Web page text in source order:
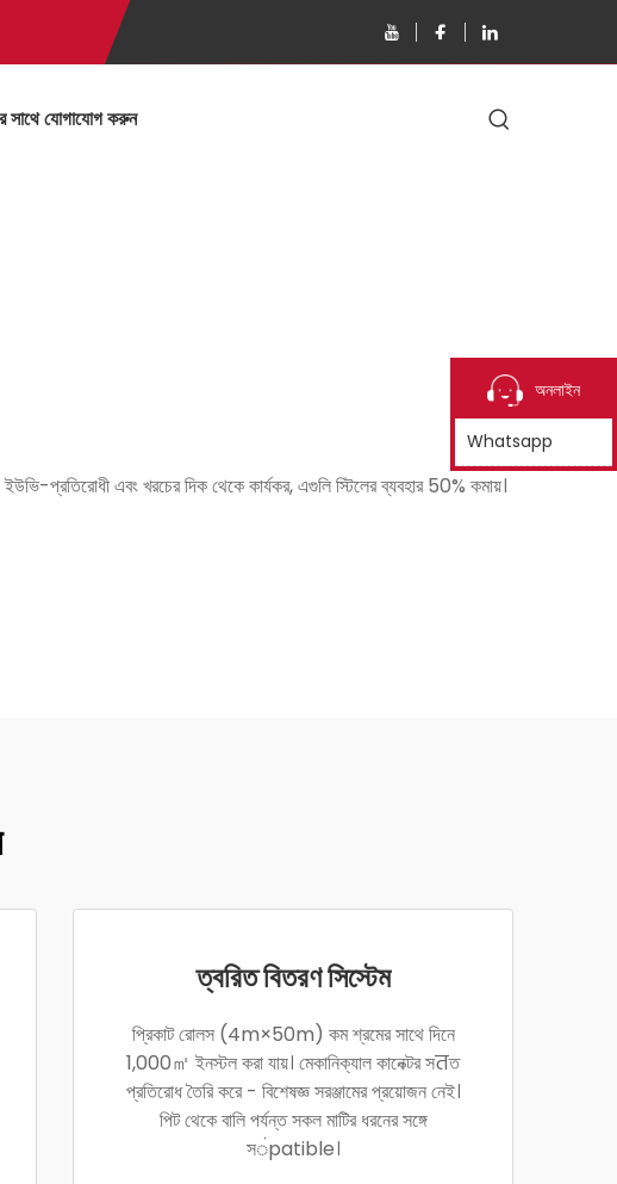
সাথে যোগাযোগ করুন
প্রতিরোধী এবং খরচের দিক থেকে কার্যকর, এগুলি স্টিলের ব্যবহার 50% কমায়।
ত্বরিত বিতরণ সিস্টেম
প্রিকাট রোলস (4m×50m) কম শ্রমের সাথে দিনে
1,000㎡ ইনস্টল করা যায়। মেকানিক্যাল কানেক্টর সतত
প্রতিরোধ তৈরি করে - বিশেষজ্ঞ সরঞ্জামের প্রয়োজন নেই।
পিট থেকে বালি পর্যন্ত সকল মাটির ধরনের সঙ্গে
সंpatible।
অনলাইন
Whatsapp